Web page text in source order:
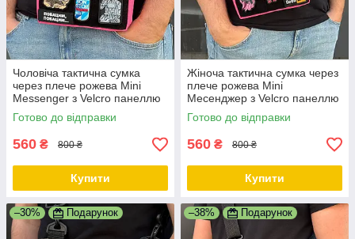
Чоловіча тактична сумка
через плече рожева Mini
Messenger з Velcro панеллю
Oxford 600D 20×15×5 см
Готово до відправки
560 ₴ 800 ₴
Купити
Жіноча тактична сумка через
плече рожева Mini
Месенджер з Velcro панеллю
600D 20×15×5 см
Готово до відправки
560 ₴ 800 ₴
Купити
–30% Подарунок –38% Подарунок